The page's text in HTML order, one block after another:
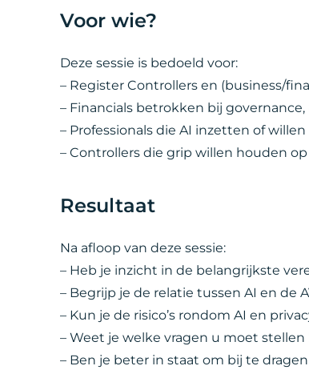
Voor wie?
Deze sessie is bedoeld voor:
– Register Controllers en (business/
– Financials betrokken bij
– Professionals die AI inzetten of
– Controllers die grip willen houden
Resultaat
Na afloop van deze sessie:
– Heb je inzicht in de belangrijkste
– Begrijp je de relatie tussen AI en de
– Kun je de risico’s rondom AI en
– Weet je welke vragen u moet
– Ben je beter in staat om bij te